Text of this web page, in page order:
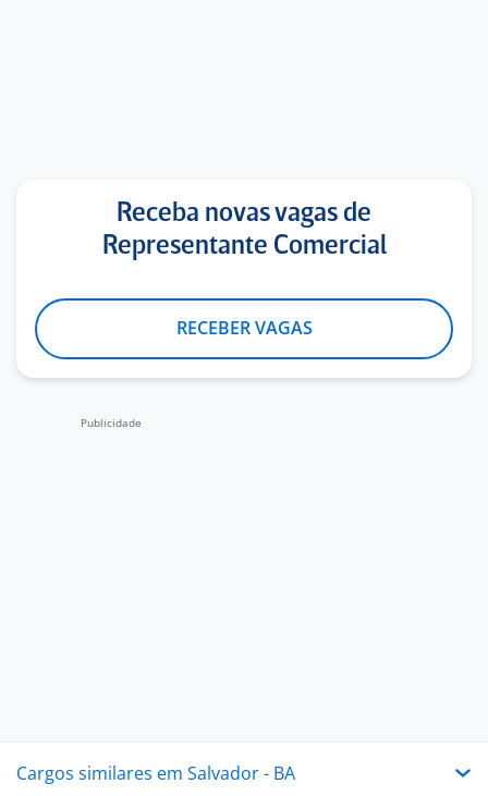
Receba novas vagas de
Representante Comercial
RECEBER VAGAS
Cargos similares em Salvador - BA